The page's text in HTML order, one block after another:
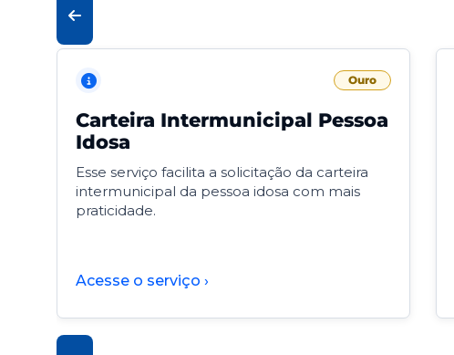
Ouro
Carteira Intermunicipal Pessoa
Idosa
Esse serviço facilita a solicitação da carteira
intermunicipal da pessoa idosa com mais
praticidade.
Acesse o serviço ›